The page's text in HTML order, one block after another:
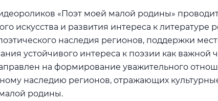
«Поэт моей малой родины»
искусства и развития интереса к литературе
наследия регионов, поддержки
устойчивого интереса к поэзии как важной
на формирование уважительного
наследию регионов, отражающих
родины.